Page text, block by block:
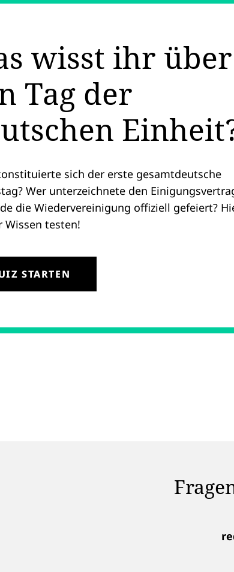
wisst ihr über
Tag der
sich der erste gesamtdeutsche
Wer unterzeichnete den
die Wiedervereinigung offiziell gefeiert?
Wissen testen!
STARTEN